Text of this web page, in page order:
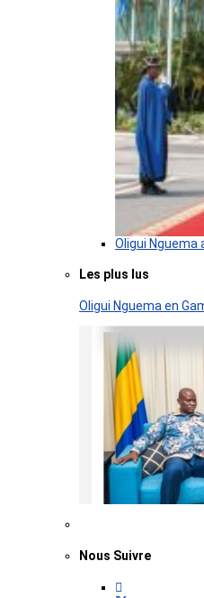
Oligui Nguema
Les plus lus
Oligui Nguema en
Nous Suivre